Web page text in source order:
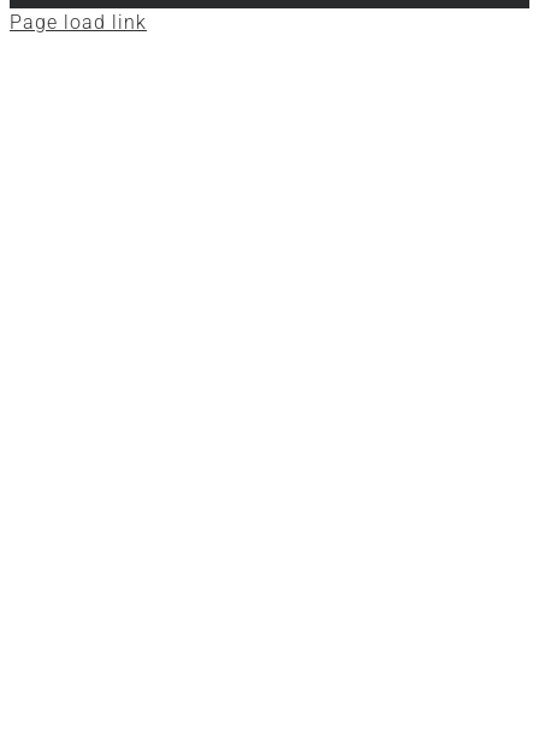
Page load link